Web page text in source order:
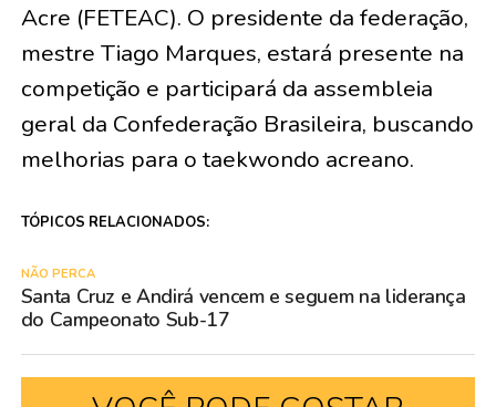
Acre (FETEAC). O presidente da federação,
mestre Tiago Marques, estará presente na
competição e participará da assembleia
geral da Confederação Brasileira, buscando
melhorias para o taekwondo acreano.
TÓPICOS RELACIONADOS:
NÃO PERCA
Santa Cruz e Andirá vencem e seguem na liderança
do Campeonato Sub-17